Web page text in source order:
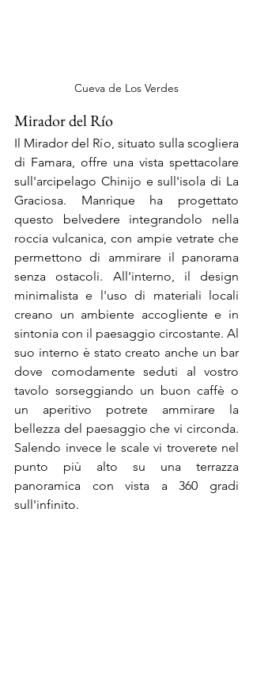
Cueva de Los Verdes
Mirador del Río
Il Mirador del Río, situato sulla scogliera
di Famara, offre una vista spettacolare
sull'arcipelago Chinijo e sull'isola di La
Graciosa. Manrique ha progettato
questo belvedere integrandolo nella
roccia vulcanica, con ampie vetrate che
permettono di ammirare il panorama
senza ostacoli. All'interno, il design
minimalista e l'uso di materiali locali
creano un ambiente accogliente e in
sintonia con il paesaggio circostante. Al
suo interno è stato creato anche un bar
dove comodamente seduti al vostro
tavolo sorseggiando un buon caffè o
un aperitivo potrete ammirare la
bellezza del paesaggio che vi circonda.
Salendo invece le scale vi troverete nel
punto più alto su una terrazza
panoramica con vista a 360 gradi
sull'infinito.